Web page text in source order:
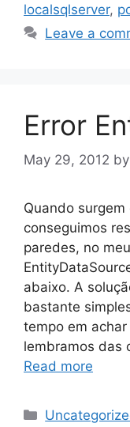
localsqlserver,
Leave a
Error
May 29, 2012 by
Quando
conseguimos
paredes, no
abaixo. A
bastante
tempo em
lembramos das
Read more
Categories